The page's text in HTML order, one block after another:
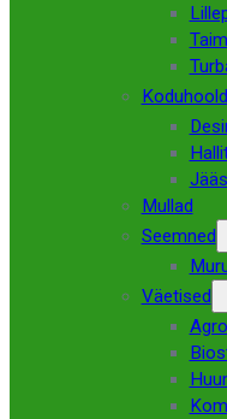
Mullad
Seemned
Väetised